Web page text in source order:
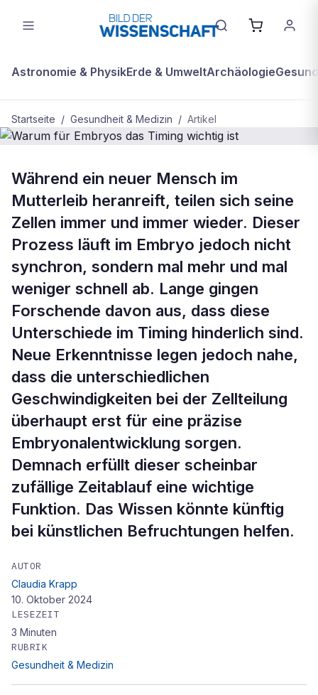
Astronomie & PhysikErde & UmweltArchäologie
Startseite / Gesundheit & Medizin / Artikel
BDW Plus GESUNDHEIT & MEDIZIN
Warum für Embryos das Timing
wichtig ist
Während ein neuer Mensch im
Mutterleib heranreift, teilen sich seine
Zellen immer und immer wieder. Dieser
Prozess läuft im Embryo jedoch nicht
synchron, sondern mal mehr und mal
weniger schnell ab. Lange gingen
Forschende davon aus, dass diese
Unterschiede im Timing hinderlich sind.
Neue Erkenntnisse legen jedoch nahe,
dass die unterschiedlichen
Geschwindigkeiten bei der Zellteilung
überhaupt erst für eine präzise
Embryonalentwicklung sorgen.
Demnach erfüllt dieser scheinbar
zufällige Zeitablauf eine wichtige
Funktion. Das Wissen könnte künftig
bei künstlichen Befruchtungen helfen.
AUTOR
Claudia Krapp
10. Oktober 2024
LESEZEIT
3 Minuten
RUBRIK
Gesundheit & Medizin